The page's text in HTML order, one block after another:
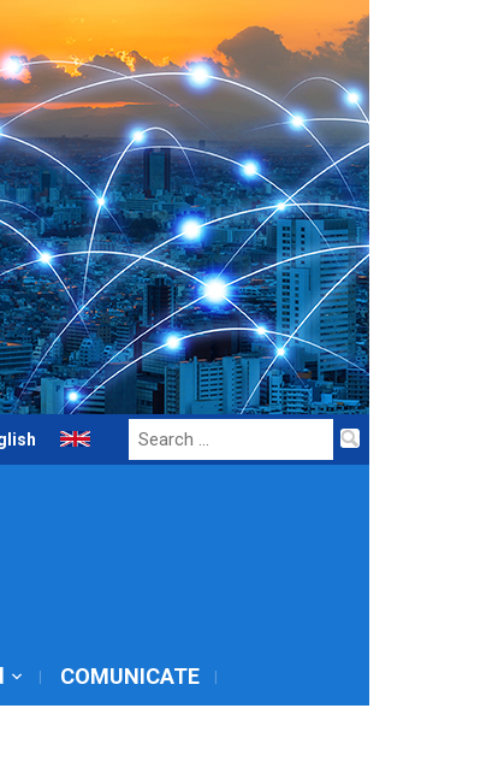
Search
for:
COMUNICATE